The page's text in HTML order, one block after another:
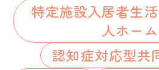
特定施設入居者生
人ホーム
認知症対応型共